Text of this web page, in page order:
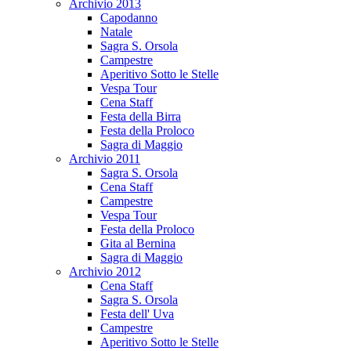
Archivio 2013
Capodanno
Natale
Sagra S. Orsola
Campestre
Aperitivo Sotto le Stelle
Vespa Tour
Cena Staff
Festa della Birra
Festa della Proloco
Sagra di Maggio
Archivio 2011
Sagra S. Orsola
Cena Staff
Campestre
Vespa Tour
Festa della Proloco
Gita al Bernina
Sagra di Maggio
Archivio 2012
Cena Staff
Sagra S. Orsola
Festa dell' Uva
Campestre
Aperitivo Sotto le Stelle